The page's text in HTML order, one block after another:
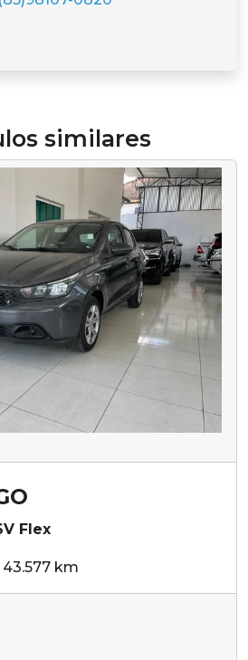
similares
Flex
43.577 km